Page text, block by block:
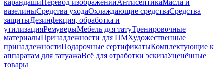
карандашиПеревод изображенийАнтисептикаМасла и
вазелиныСредства уходаОхлаждающие средстваСредства
защитыДезинфекция, обработка и
утилизацияРемуверыМебель для татуТренировочные
материалыПринадлежности для ПМХудожественные
принадлежностиПодарочные сертификатыКомплектующие к
аппаратам для татуажаВсё для отработки эскизаУценённые
товары